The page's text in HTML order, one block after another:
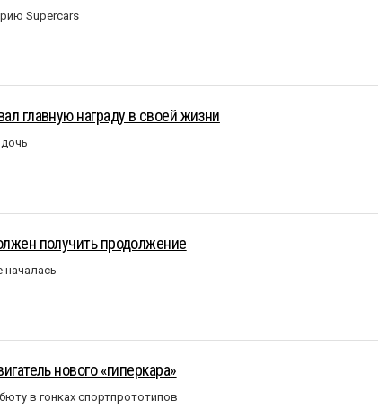
Supercars
главную награду в своей жизни
получить продолжение
началась
нового «гиперкара»
в гонках спортпрототипов